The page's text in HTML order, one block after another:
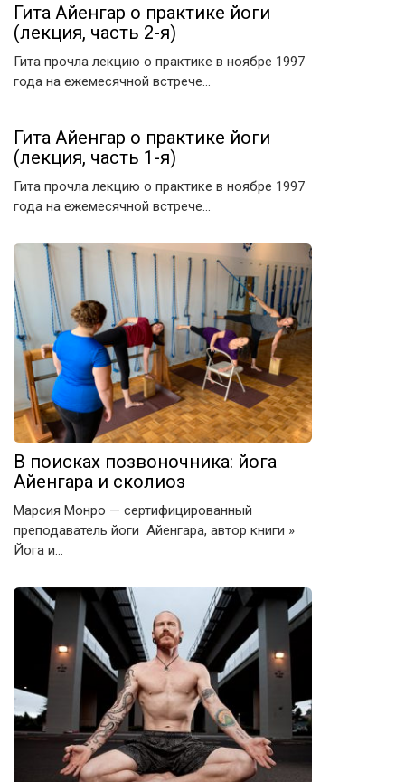
Гита Айенгар о практике йоги
(лекция, часть 2-я)
Гита прочла лекцию о практике в ноябре 1997
года на ежемесячной встрече…
Гита Айенгар о практике йоги
(лекция, часть 1-я)
Гита прочла лекцию о практике в ноябре 1997
года на ежемесячной встрече…
В поисках позвоночника: йога
Айенгара и сколиоз
Марсия Монро — сертифицированный
преподаватель йоги Айенгара, автор книги »
Йога и…